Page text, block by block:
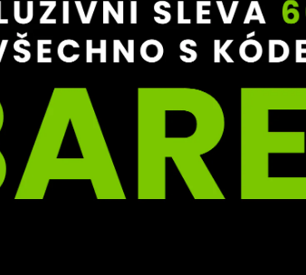
OKTAGON.
oficiální cestou.
cesty jsou povolovány. Vždy o to
na jeden den nebo noc.